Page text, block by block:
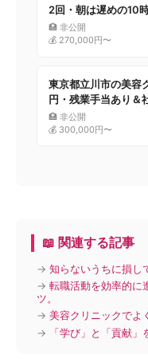
2回・朝は遅めの10
🏥 非公開
💰 270,000円〜
東京都立川市の美容
円・残業手当あり＆
🏥 非公開
💰 300,000円〜
📖 関連する記事
→ 知らないうちに損し
→ 転職活動を効率的に
ツ。
→ 美容クリニックでよ
→
「学び」と「貢献